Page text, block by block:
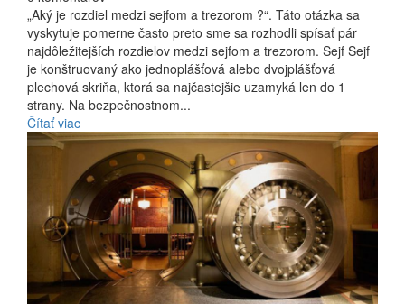
„Aký je rozdiel medzi sejfom a trezorom ?“. Táto otázka sa
vyskytuje pomerne často preto sme sa rozhodli spísať pár
najdôležitejších rozdielov medzi sejfom a trezorom. Sejf Sejf
je konštruovaný ako jednoplášťová alebo dvojplášťová
plechová skriňa, ktorá sa najčastejšie uzamyká len do 1
strany. Na bezpečnostnom...
Čítať viac